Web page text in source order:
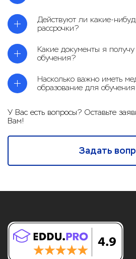
Действуют ли какие-
рассрочки?
Какие документы я
обучения?
Насколько важно иметь
образование для
У Вас есть вопросы? Оставьте
Вам!
Задать